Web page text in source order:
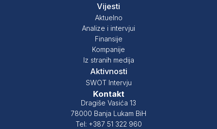
Vijesti
Aktuelno
Analize i intervjui
Finansije
Kompanije
Iz stranih medija
Aktivnosti
SWOT Intervju
Kontakt
Dragiše Vasića 13
78000 Banja Lukam BiH
Tel: +387 51 322 960